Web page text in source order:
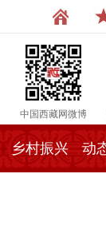
中国西藏网微博
乡村振兴 动